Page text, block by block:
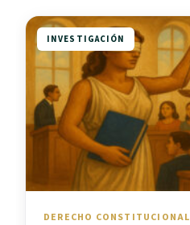
INVESTIGACIÓN
DERECHO CONSTITUCIONAL